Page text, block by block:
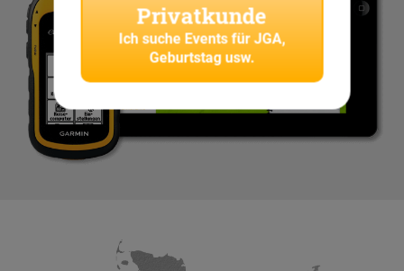
Privatkunde
Ich suche Events für JGA,
Geburtstag usw.